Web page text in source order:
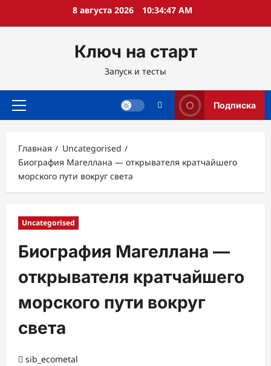
8 августа 2026 10:34:48 AM
Ключ на старт
Запуск и тесты
Основное
Подписка
Главная
Uncategorised
Биография Магеллана — открывателя кратчайшего
морского пути вокруг света
Uncategorised
Биография Магеллана —
открывателя кратчайшего
морского пути вокруг
света
sib_ecometal